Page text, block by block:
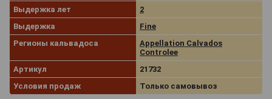
Выдержка лет
2
Выдержка
Fine
Регионы кальвадоса
Appellation Calvados
Controlee
Артикул
21732
Условия продаж
Только самовывоз